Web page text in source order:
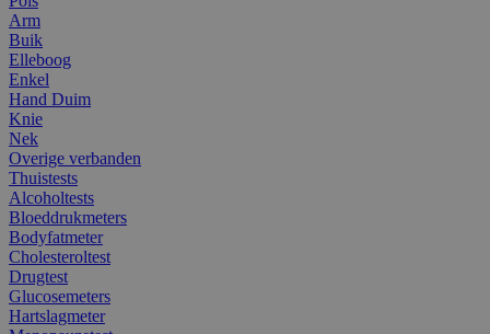
Arm
Buik
Elleboog
Enkel
Hand Duim
Knie
Nek
Overige verbanden
Thuistests
Alcoholtests
Bloeddrukmeters
Bodyfatmeter
Cholesteroltest
Drugtest
Glucosemeters
Hartslagmeter